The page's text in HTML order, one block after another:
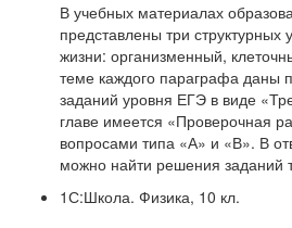
В учебных материалах
представлены три структурных
жизни: организменный,
теме каждого параграфа даны
заданий уровня ЕГЭ в виде
главе имеется «Проверочная
вопросами типа «А» и «В». В
можно найти решения заданий
1С:Школа. Физика, 10 кл.